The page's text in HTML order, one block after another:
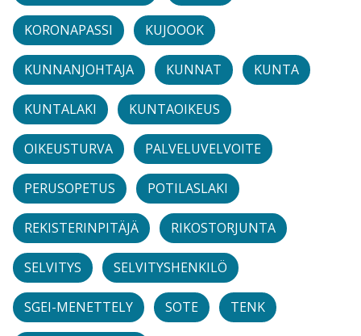
KORONAPASSI KUJOOOK
KUNNANJOHTAJA KUNNAT KUNTA
KUNTALAKI KUNTAOIKEUS
OIKEUSTURVA PALVELUVELVOITE
PERUSOPETUS POTILASLAKI
REKISTERINPITÄJÄ RIKOSTORJUNTA
SELVITYS SELVITYSHENKILÖ
SGEI-MENETTELY SOTE TENK